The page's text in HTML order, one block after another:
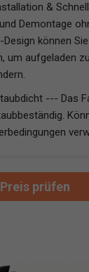
&
Demontage
können
um aufgeladen
--- Das
Preis prüfen